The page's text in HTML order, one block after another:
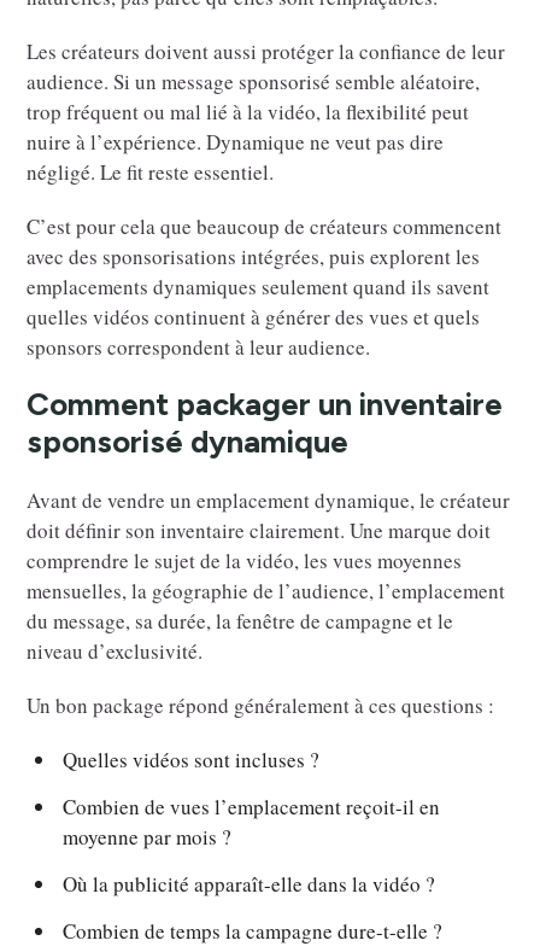
Les créateurs doivent aussi protéger la confiance de leur
audience. Si un message sponsorisé semble aléatoire,
trop fréquent ou mal lié à la vidéo, la flexibilité peut
nuire à l’expérience. Dynamique ne veut pas dire
négligé. Le fit reste essentiel.
C’est pour cela que beaucoup de créateurs commencent
avec des sponsorisations intégrées, puis explorent les
emplacements dynamiques seulement quand ils savent
quelles vidéos continuent à générer des vues et quels
sponsors correspondent à leur audience.
Comment packager un inventaire
sponsorisé dynamique
Avant de vendre un emplacement dynamique, le créateur
doit définir son inventaire clairement. Une marque doit
comprendre le sujet de la vidéo, les vues moyennes
mensuelles, la géographie de l’audience, l’emplacement
du message, sa durée, la fenêtre de campagne et le
niveau d’exclusivité.
Un bon package répond généralement à ces questions :
Quelles vidéos sont incluses ?
Combien de vues l’emplacement reçoit-il en
moyenne par mois ?
Où la publicité apparaît-elle dans la vidéo ?
Combien de temps la campagne dure-t-elle ?